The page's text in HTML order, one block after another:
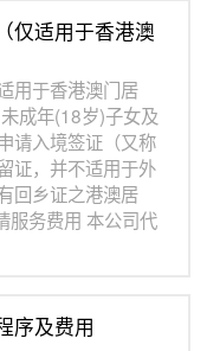
仅适用于香港澳
用于香港澳门居
成年(18岁)子女及
请入境签证（又称
证，并不适用于外
回乡证之港澳居
服务费用 本公司代
序及费用